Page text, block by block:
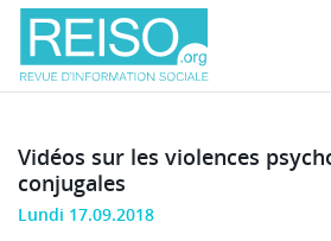
Vidéos sur les violences
conjugales
Lundi 17.09.2018